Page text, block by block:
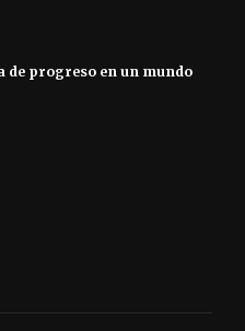
de progreso en un mundo